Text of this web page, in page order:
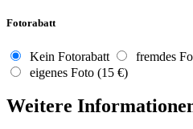
Fotorabatt
Kein Fotorabatt
fremdes
eigenes Foto (15 €)
Weitere